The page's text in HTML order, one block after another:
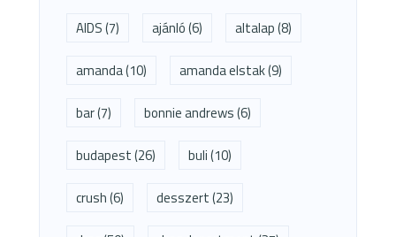
AIDS(7) ajánló(6) altalap(8)
amanda(10) amanda elstak(9)
bar(7) bonnie andrews(6)
budapest(26) buli(10)
crush(6) desszert(23)